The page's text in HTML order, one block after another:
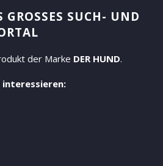
SUCH- UND B
der Marke DER HUND.
interessieren: